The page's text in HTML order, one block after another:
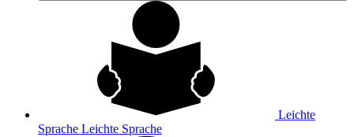
Leichte
Sprache Leichte Sprache